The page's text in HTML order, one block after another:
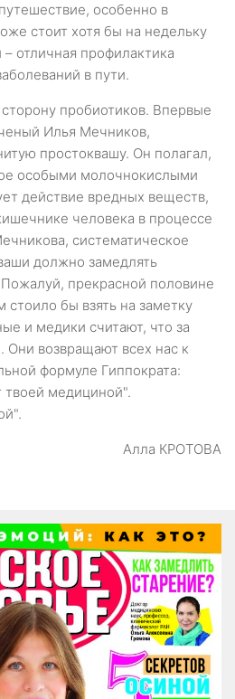
особенно в
стоит хотя бы на недельку
отличная профилактика
в пути.
пробиотиков. Впервые
Илья Мечников,
простоквашу. Он полагал,
особыми молочнокислыми
действие вредных веществ,
человека в процессе
систематическое
должно замедлять
прекрасной половине
стоило бы взять на заметку
и медики считают, что за
возвращают всех нас к
формуле Гиппократа:
твоей медициной".
Алла КРОТОВА